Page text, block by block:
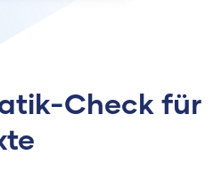
Check für